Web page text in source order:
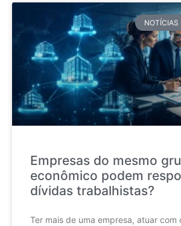
NOTÍCIAS
Empresas do mesmo
econômico podem
dívidas trabalhistas?
Ter mais de uma empresa, atuar com